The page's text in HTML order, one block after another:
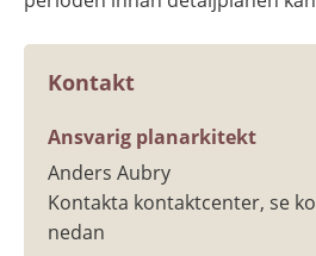
Kontakt
Ansvarig planarkitekt
Anders Aubry
Kontakta kontaktcenter, se
nedan